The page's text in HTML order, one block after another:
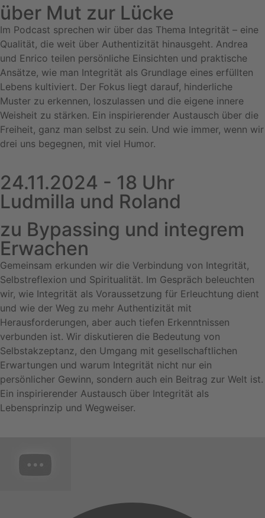
über Mut zur Lücke
Im Podcast sprechen wir über das Thema Integrität – eine
Qualität, die weit über Authentizität hinausgeht. Andrea
und Enrico teilen persönliche Einsichten und praktische
Ansätze, wie man Integrität als Grundlage eines erfüllten
Lebens kultiviert. Der Fokus liegt darauf, hinderliche
Muster zu erkennen, loszulassen und die eigene innere
Weisheit zu stärken. Ein inspirierender Austausch über die
Freiheit, ganz man selbst zu sein. Und wie immer, wenn wir
drei uns begegnen, mit viel Humor.
24.11.2024 - 18 Uhr
Ludmilla und Roland
zu Bypassing und integrem
Erwachen
Gemeinsam erkunden wir die Verbindung von Integrität,
Selbstreflexion und Spiritualität. Im Gespräch beleuchten
wir, wie Integrität als Voraussetzung für Erleuchtung dient
und wie der Weg zu mehr Authentizität mit
Herausforderungen, aber auch tiefen Erkenntnissen
verbunden ist. Wir diskutieren die Bedeutung von
Selbstakzeptanz, den Umgang mit gesellschaftlichen
Erwartungen und warum Integrität nicht nur ein
persönlicher Gewinn, sondern auch ein Beitrag zur Welt ist.
Ein inspirierender Austausch über Integrität als
Lebensprinzip und Wegweiser.